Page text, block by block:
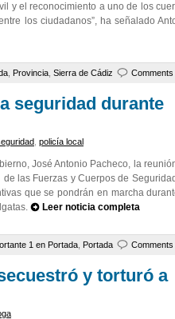
y el reconocimiento a uno de los
los ciudadanos”, ha señalado
Provincia Sierra de Cádiz Comments
seguridad durante
policía local
José Antonio Pacheco, la
las Fuerzas y Cuerpos de
que se pondrán en marcha
Leer noticia completa
1 en Portada Portada Comments
y torturó a